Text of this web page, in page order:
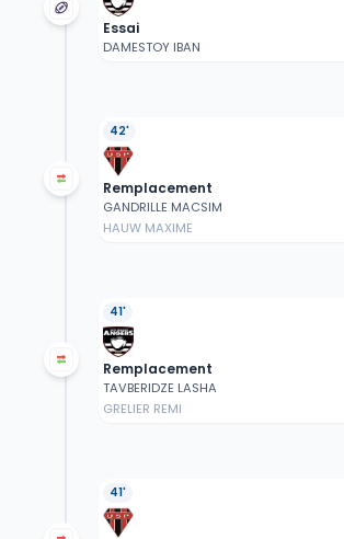
Essai
DAMESTOY IBAN
42'
Remplacement
GANDRILLE MACSIM
HAUW MAXIME
41'
Remplacement
TAVBERIDZE LASHA
GRELIER REMI
41'